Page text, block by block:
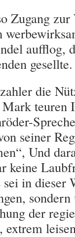
Zugang
aufflog,
gesellte.
die
teuren
seiner
Und
keine
sei in dieser
der
extrem